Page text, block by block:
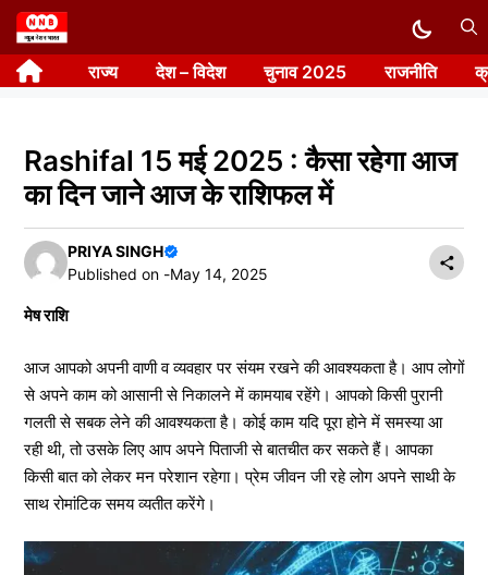
Skip
to
content राज्य देश – विदेश चुनाव 2025 राजनीति
Rashifal 15 मई 2025 : कैसा रहेगा आज
का दिन जाने आज के राशिफल में
PRIYA SINGH
Published on -May 14, 2025
मेष राशि
आज आपको अपनी वाणी व व्यवहार पर संयम रखने की आवश्यकता है। आप लोगों
से अपने काम को आसानी से निकालने में कामयाब रहेंगे। आपको किसी पुरानी
गलती से सबक लेने की आवश्यकता है। कोई काम यदि पूरा होने में समस्या आ
रही थी, तो उसके लिए आप अपने पिताजी से बातचीत कर सकते हैं। आपका
किसी बात को लेकर मन परेशान रहेगा। प्रेम जीवन जी रहे लोग अपने साथी के
साथ रोमांटिक समय व्यतीत करेंगे।